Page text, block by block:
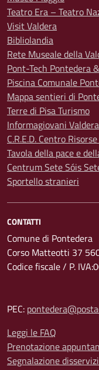
Teatro Era – Teatro
Visit Valdera
Bibliolandia
Rete Museale della
Pont-Tech Pontedera
Piscina Comunale
Mappa sentieri di
Terre di Pisa Turismo
Informagiovani Valdera
C.R.E.D. Centro
Tavola della pace e
Centrum Sete Sóis
Sportello stranieri
CONTATTI
Comune di Pontedera
Corso Matteotti 37
Codice fiscale / P.
PEC:
Leggi le FAQ
Prenotazione
Segnalazione